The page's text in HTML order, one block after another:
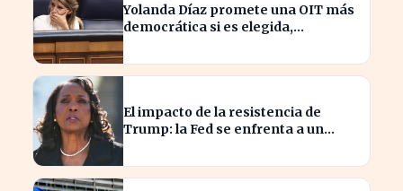
Yolanda Díaz promete una OIT más
democrática si es elegida,
El impacto de la resistencia de
Trump: la Fed se enfrenta a un